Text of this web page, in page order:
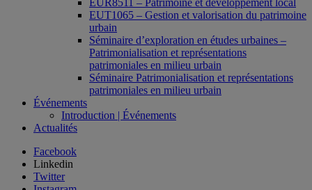
EUR8511 – Patrimoine et développement local
EUT1065 – Gestion et valorisation du patrimoine
urbain
Séminaire d’exploration en études urbaines –
Patrimonialisation et représentations
patrimoniales en milieu urbain
Séminaire Patrimonialisation et représentations
patrimoniales en milieu urbain
Événements
Introduction | Événements
Actualités
Facebook
Linkedin
Twitter